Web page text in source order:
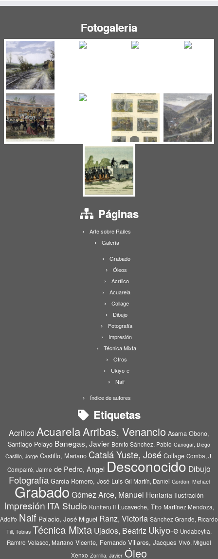
Fotogaleria
Páginas
Arte sobre Raíles
Galería
Grabado
Óleos
Acrílico
Acuarela
Collage
Dibujo
Fotografía
Impresión
Técnica Mixta
Otros
Ukiyo-e
Naif
Índice de autores
Etiquetas
Acrílico AcuarelaArribas, Venancio Asama Obono,
Santiago Pelayo Banegas, Javier Benito Sánchez, Pablo Canogar, Diego
Castillo, Jorge Castillo, Mariano Catalá Yuste, José Collage Comba, J.
Compairé, Jaime de Pedro, Angel Desconocido Dibujo
Fotografía García Romero, José Luis Gil Martín, Daniel Gordon, Michael
Grabado Gómez Arce, Manuel Hontaria Ilustración
Impresión ITA Studio Kuniteru II Lucaveche, Tito Martínez Mendoza,
Adolfo Naif Palacio, José Miguel Ranz, Victoria Sánchez Grande, Ricardo
Till, Tobias Técnica Mixta Ujados, Beatriz Ukiyo-e Undabeytia,
Ramiro Velasco, Mariano Vicente, Fernando Villares, Jacques Vivó, Miguel
Xenxo Zorrilla, Javier Óleo